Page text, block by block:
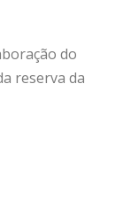
do
reserva da